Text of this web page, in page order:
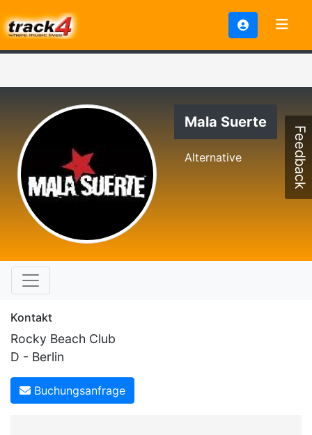
Mala Suerte
Alternative
Kontakt
Rocky Beach Club
D - Berlin
Buchungsanfrage
Feedback